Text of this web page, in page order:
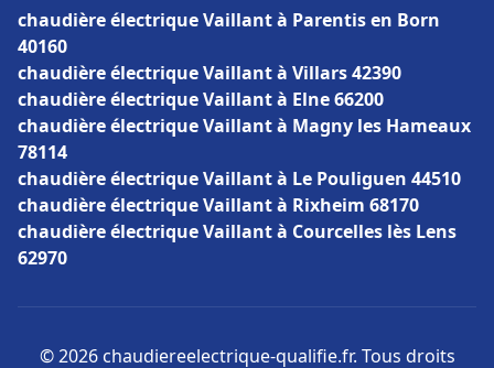
chaudière électrique Vaillant à Parentis en Born
40160
chaudière électrique Vaillant à Villars 42390
chaudière électrique Vaillant à Elne 66200
chaudière électrique Vaillant à Magny les Hameaux
78114
chaudière électrique Vaillant à Le Pouliguen 44510
chaudière électrique Vaillant à Rixheim 68170
chaudière électrique Vaillant à Courcelles lès Lens
62970
© 2026 chaudiereelectrique-qualifie.fr. Tous droits